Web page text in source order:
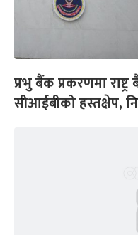
प्रभु बैंक प्रकरणमा
सीआईबीको हस्तक्षेप,